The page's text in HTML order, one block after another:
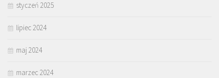
styczeń 2025
lipiec 2024
maj 2024
marzec 2024